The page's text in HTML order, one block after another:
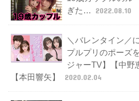
ぎた…
2022.08.10
＼バレンタイン／
プルプリのポーズ
ジャーTV】【中野
【本田響矢】
2020.02.04